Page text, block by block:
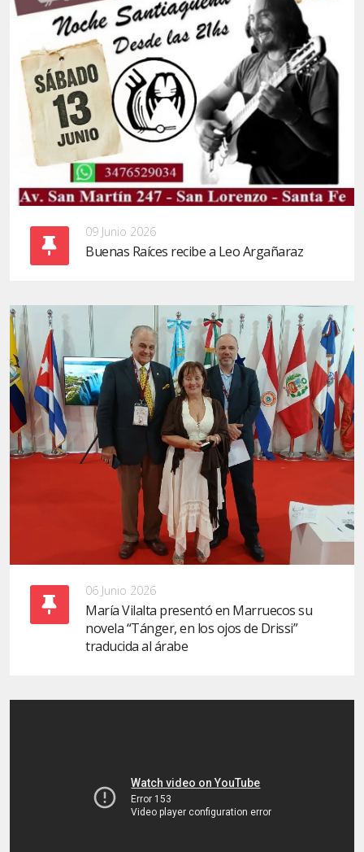
09 Junio 2026
Buenas Raíces recibe a Leo Argañaraz
06 Junio 2026
María Vilalta presentó en Marruecos su
novela “Tánger, en los ojos de Drissi”
traducida al árabe